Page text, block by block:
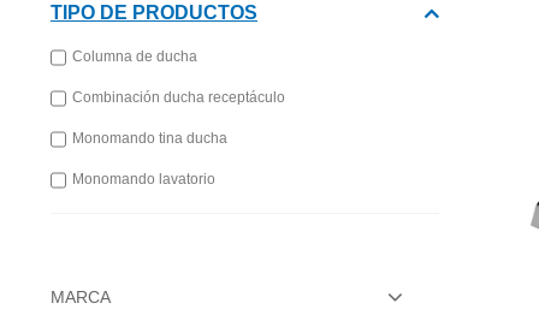
MARCA
TIPO DE PRODUCTOS
Columna de ducha
Combinación ducha receptáculo
Monomando tina ducha
Monomando lavatorio